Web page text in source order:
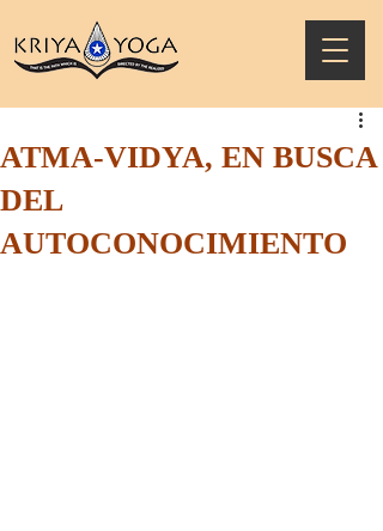
ATMA-VIDYA, EN BUSCA
DEL
AUTOCONOCIMIENTO